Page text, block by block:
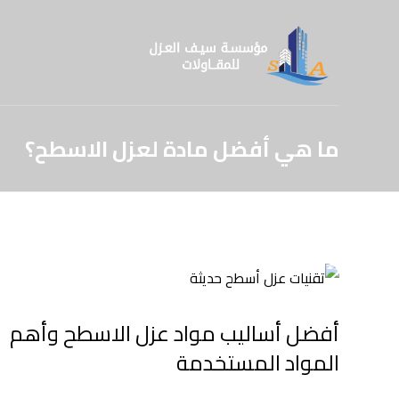
ما هي أفضل مادة لعزل الاسطح؟
أفضل أساليب مواد عزل الاسطح وأهم
المواد المستخدمة